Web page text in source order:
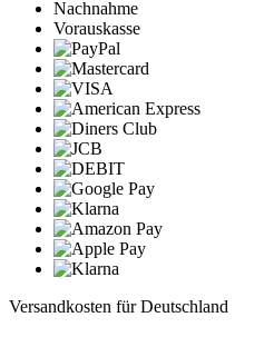
Nachnahme
Vorauskasse
Versandkosten für Deutschland